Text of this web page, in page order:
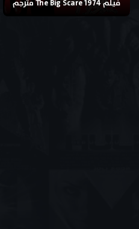
فيلم The Big Scare 1974 مترجم